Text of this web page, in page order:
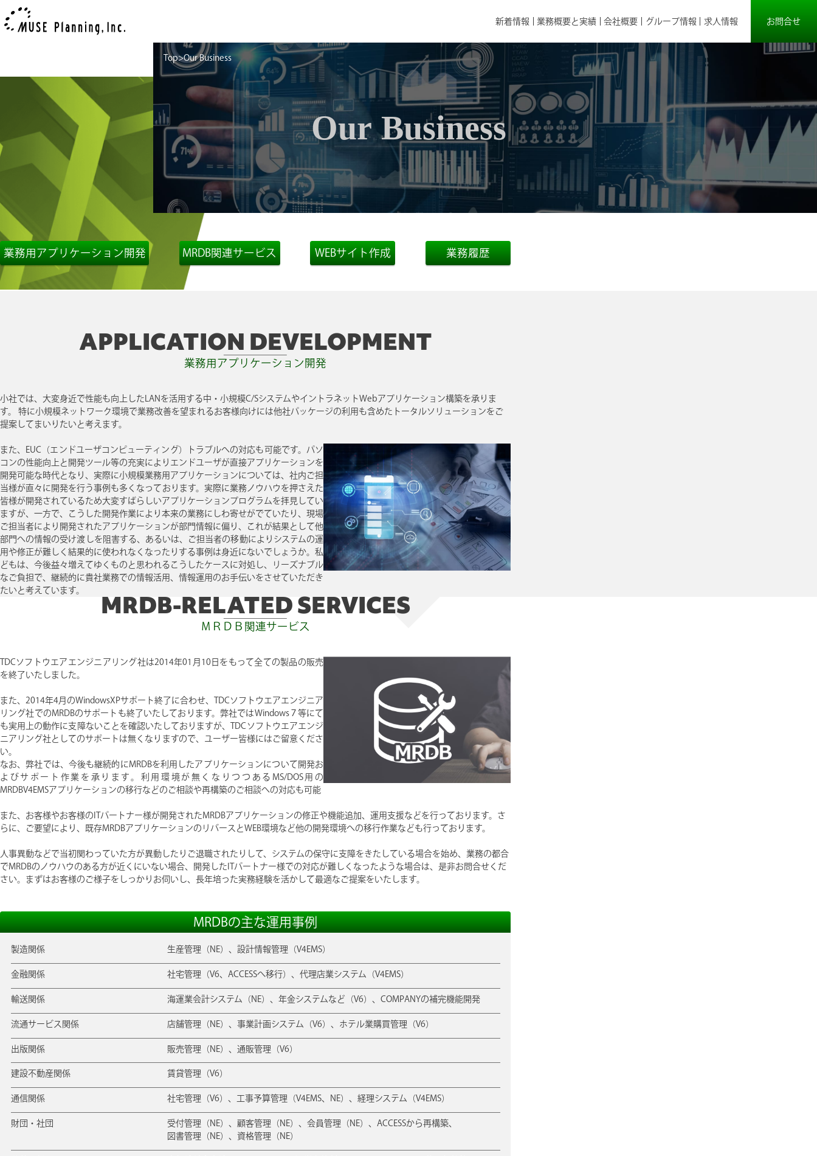
新着情報 業務概要と実績 会社概要 グループ情報 求人情報 お問合せ
Top Our Business
Our Business
業務用アプリケーション開発 MRDB関連サービス WEBサイト作成 業務履歴
業務用アプリケーション開発
APPLICATION DEVELOPMENT
小社では、大変身近で性能も向上したLANを活用する中・小規模C/SシステムやイントラネットWebアプリケーション構築を承りま
す。 特に小規模ネットワーク環境で業務改善を望まれるお客様向けには他社パッケージの利用も含めたトータルソリューションをご
提案してまいりたいと考えます。
また、EUC（エンドユーザコンピューティング）トラブルへの対応も可能です。パソ
コンの性能向上と開発ツール等の充実によりエンドユーザが直接アプリケーションを
開発可能な時代となり、実際に小規模業務用アプリケーションについては、社内ご担
当様が直々に開発を行う事例も多くなっております。実際に業務ノウハウを押さえた
皆様が開発されているため大変すばらしいアプリケーションプログラムを拝見してい
ますが、一方で、こうした開発作業により本来の業務にしわ寄せがでていたり、現場
ご担当者により開発されたアプリケーションが部門情報に偏り、これが結果として他
部門への情報の受け渡しを阻害する、あるいは、ご担当者の移動によりシステムの運
用や修正が難しく結果的に使われなくなったりする事例は身近にないでしょうか。私
どもは、今後益々増えてゆくものと思われるこうしたケースに対処し、リーズナブル
なご負担で、継続的に貴社業務での情報活用、情報運用のお手伝いをさせていただき
たいと考えています。
ＭＲＤＢ関連サービス
MRDB-RELATED SERVICES
TDCソフトウエアエンジニアリング社は2014年01月10日をもって全ての製品の販売
を終了いたしました。
また、2014年4月のWindowsXPサポート終了に合わせ、TDCソフトウエアエンジニア
リング社でのMRDBのサポートも終了いたしております。弊社ではWindows７等にて
も実用上の動作に支障ないことを確認いたしておりますが、TDCソフトウエアエンジ
ニアリング社としてのサポートは無くなりますので、ユーザー皆様にはご留意くださ
い。
なお、弊社では、今後も継続的にMRDBを利用したアプリケーションについて開発お
よびサポート作業を承ります。利用環境が無くなりつつあるMS/DOS用の
MRDBV4EMSアプリケーションの移行などのご相談や再構築のご相談への対応も可能
また、お客様やお客様のITパートナー様が開発されたMRDBアプリケーションの修正や機能追加、運用支援などを行っております。さ
らに、ご要望により、既存MRDBアプリケーションのリバースとWEB環境など他の開発環境への移行作業なども行っております。
人事異動などで当初関わっていた方が異動したりご退職されたりして、システムの保守に支障をきたしている場合を始め、業務の都合
でMRDBのノウハウのある方が近くにいない場合、開発したITパートナー様での対応が難しくなったような場合は、是非お問合せくだ
さい。まずはお客様のご様子をしっかりお伺いし、長年培った実務経験を活かして最適なご提案をいたします。
MRDBの主な運用事例
製造関係 生産管理（NE）、設計情報管理（V4EMS）
金融関係 社宅管理（V6、ACCESSへ移行）、代理店業システム（V4EMS）
輸送関係 海運業会計システム（NE）、年金システムなど（V6）、COMPANYの補完機能開発
流通サービス関係 店舗管理（NE）、事業計画システム（V6）、ホテル業購買管理（V6）
出版関係 販売管理（NE）、通販管理（V6）
建設不動産関係 賃貸管理（V6）
通信関係 社宅管理（V6）、工事予算管理（V4EMS、NE）、経理システム（V4EMS）
財団・社団
受付管理（NE）、顧客管理（NE）、会員管理（NE）、ACCESSから再構築、
図書管理（NE）、資格管理（NE）